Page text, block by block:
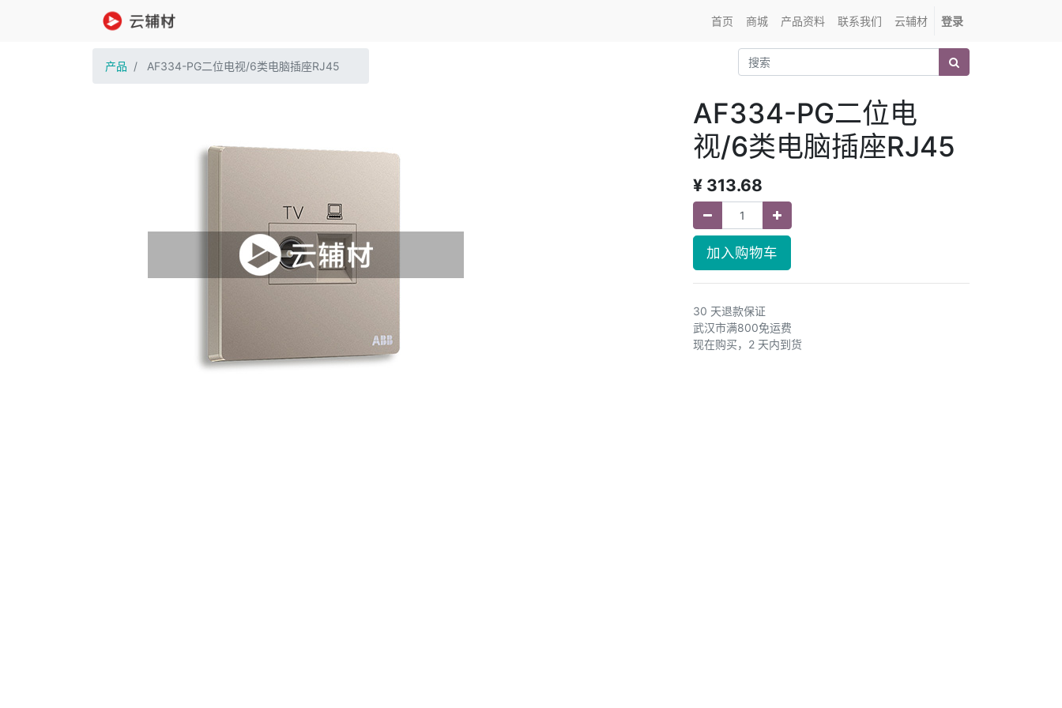
首页 商城 产品资料 联系我们 云辅材 登录
产品 AF334-PG二位电视/6类电脑插座RJ45
AF334-PG二位电
视/6类电脑插座RJ45
¥ 313.68
加入购物车
30 天退款保证
武汉市满800免运费
现在购买，2 天内到货